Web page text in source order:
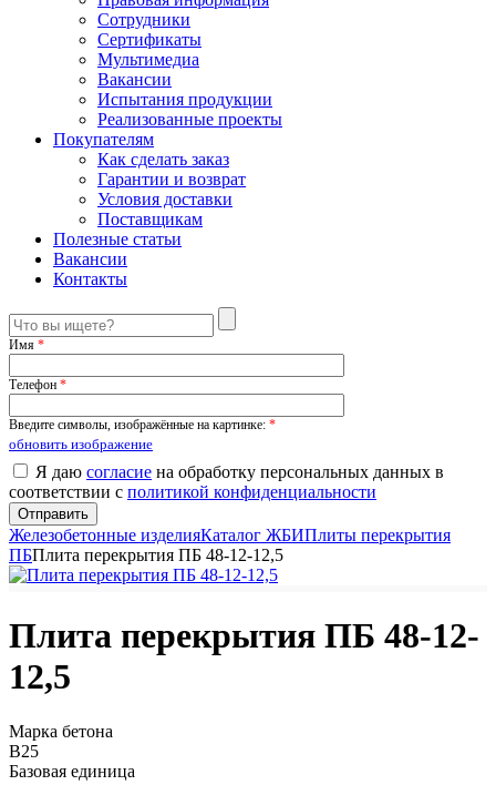
Сотрудники
Сертификаты
Мультимедиа
Вакансии
Испытания продукции
Реализованные проекты
Покупателям
Как сделать заказ
Гарантии и возврат
Условия доставки
Поставщикам
Полезные статьи
Вакансии
Контакты
Имя *
Телефон *
Введите символы, изображённые на картинке: *
обновить изображение
Я даю согласие на обработку персональных данных в
соответствии с политикой конфиденциальности
Железобетонные изделияКаталог ЖБИПлиты перекрытия
ПБПлита перекрытия ПБ 48-12-12,5
Плита перекрытия ПБ 48-12-
12,5
Марка бетона
B25
Базовая единица